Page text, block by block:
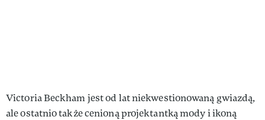
Victoria Beckham jest od lat niekwestionowaną gwiazdą,
ale ostatnio także cenioną projektantką mody i ikoną